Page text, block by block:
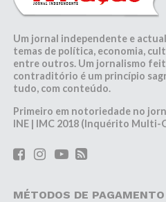
Um jornal independente e
temas de política, economia,
entre outros. Um jornalismo
contraditório é um princípio
tudo, com conteúdo.
Primeiro em notoriedade no
INE | IMC 2018 (Inquérito
MÉTODOS DE PAGAMENTO